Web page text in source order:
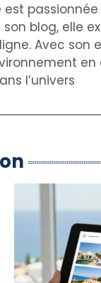
blog, elle
Avec son
l’univers